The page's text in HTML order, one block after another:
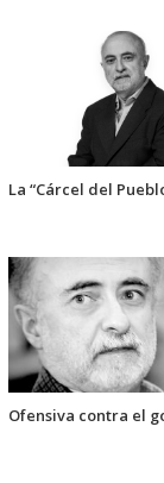
La “Cárcel del
Ofensiva contra el